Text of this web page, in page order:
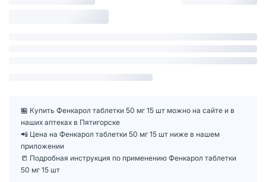
🏪 Купить Фенкарол таблетки 50 мг 15 шт можно на сайте и в
наших аптеках в Пятигорске
📲 Цена на Фенкарол таблетки 50 мг 15 шт ниже в нашем
приложении
📒 Подробная инструкция по применению Фенкарол таблетки
50 мг 15 шт